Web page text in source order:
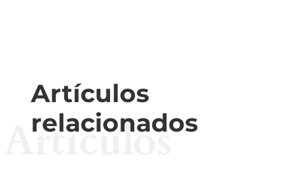
Artículos
relacionados
Artículos